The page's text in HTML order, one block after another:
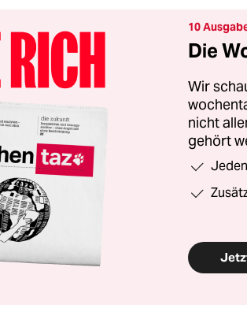
10
Die
Wir
nicht
gehört